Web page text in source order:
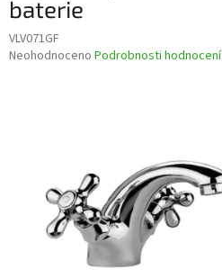
baterie
VLV071GF
Průměrné
Neohodnoceno Podrobnosti hodnocení